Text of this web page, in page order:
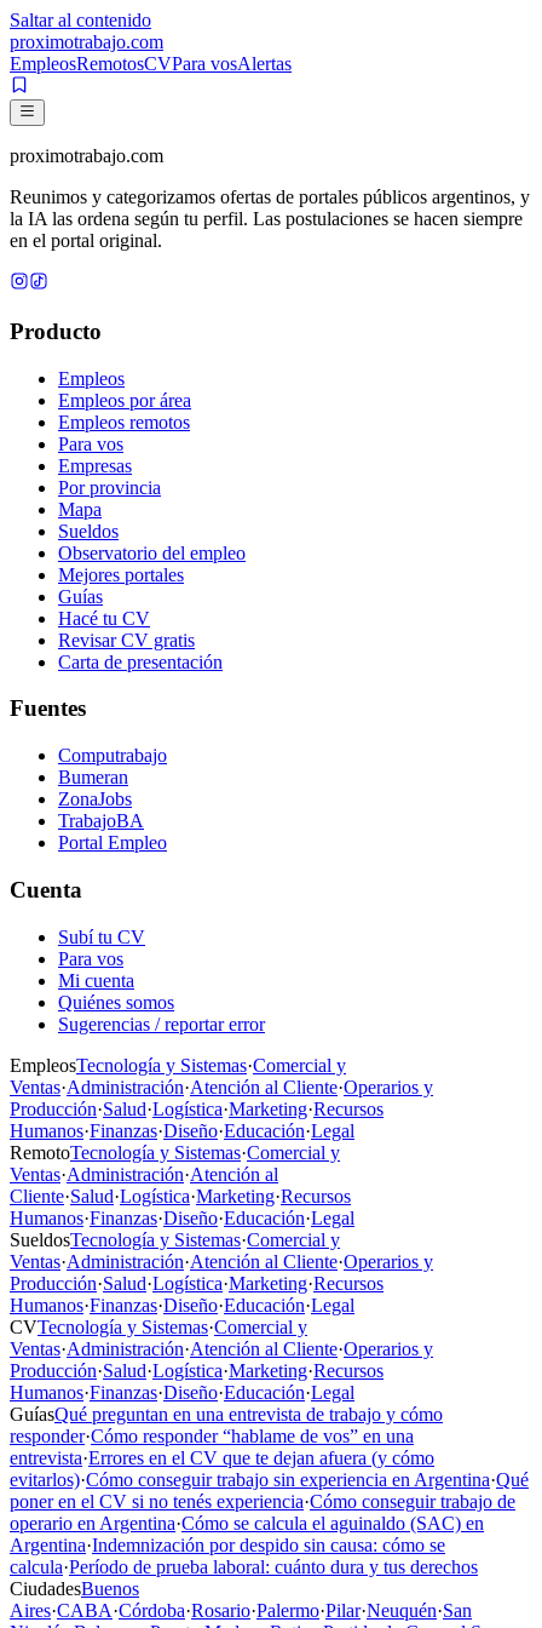
Saltar al contenido
proximotrabajo.com
EmpleosRemotosCVPara vosAlertas
proximotrabajo.com
Reunimos y categorizamos ofertas de portales públicos argentinos, y
la IA las ordena según tu perfil. Las postulaciones se hacen siempre
en el portal original.
Producto
Empleos
Empleos por área
Empleos remotos
Para vos
Empresas
Por provincia
Mapa
Sueldos
Observatorio del empleo
Mejores portales
Guías
Hacé tu CV
Revisar CV gratis
Carta de presentación
Fuentes
Computrabajo
Bumeran
ZonaJobs
TrabajoBA
Portal Empleo
Cuenta
Subí tu CV
Para vos
Mi cuenta
Quiénes somos
Sugerencias / reportar error
EmpleosTecnología y Sistemas·Comercial y
Ventas·Administración·Atención al Cliente·Operarios y
Producción·Salud·Logística·Marketing·Recursos
Humanos·Finanzas·Diseño·Educación·Legal
RemotoTecnología y Sistemas·Comercial y
Ventas·Administración·Atención al
Cliente·Salud·Logística·Marketing·Recursos
Humanos·Finanzas·Diseño·Educación·Legal
SueldosTecnología y Sistemas·Comercial y
Ventas·Administración·Atención al Cliente·Operarios y
Producción·Salud·Logística·Marketing·Recursos
Humanos·Finanzas·Diseño·Educación·Legal
CVTecnología y Sistemas·Comercial y
Ventas·Administración·Atención al Cliente·Operarios y
Producción·Salud·Logística·Marketing·Recursos
Humanos·Finanzas·Diseño·Educación·Legal
GuíasQué preguntan en una entrevista de trabajo y cómo
responder·Cómo responder “hablame de vos” en una
entrevista·Errores en el CV que te dejan afuera (y cómo
evitarlos)·Cómo conseguir trabajo sin experiencia en Argentina·Qué
poner en el CV si no tenés experiencia·Cómo conseguir trabajo de
operario en Argentina·Cómo se calcula el aguinaldo (SAC) en
Argentina·Indemnización por despido sin causa: cómo se
calcula·Período de prueba laboral: cuánto dura y tus derechos
CiudadesBuenos
Aires·CABA·Córdoba·Rosario·Palermo·Pilar·Neuquén·San